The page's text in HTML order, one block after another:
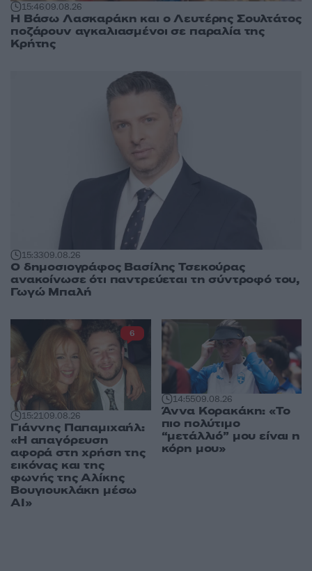
15:4609.08.26
Η Βάσω Λασκαράκη και ο Λευτέρης Σουλτάτος
ποζάρουν αγκαλιασμένοι σε παραλία της
Κρήτης
15:3309.08.26
Ο δημοσιογράφος Βασίλης Τσεκούρας
ανακοίνωσε ότι παντρεύεται τη σύντροφό του,
Γωγώ Μπαλή
15:2109.08.26
Γιάννης Παπαμιχαήλ:
«Η απαγόρευση
αφορά στη χρήση της
εικόνας και της
φωνής της Αλίκης
Βουγιουκλάκη μέσω
AI»
6
14:5509.08.26
Άννα Κορακάκη: «Το
πιο πολύτιμο
“μετάλλιό” μου είναι η
κόρη μου»